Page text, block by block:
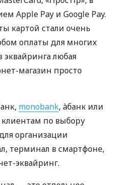
Apple Pay и Google Pay.
картой стали очень
оплаты для многих
эквайринга любая
магазин просто
monobank, àбанк или
по выбору
организации
терминал в смартфоне,
эквайринг.